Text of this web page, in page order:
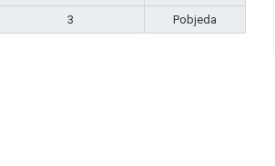
3 Pobjeda